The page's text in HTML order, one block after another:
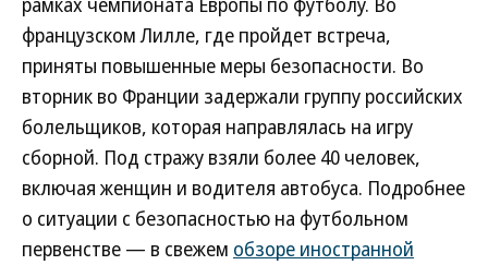
французском Лилле, где пройдет встреча,
приняты повышенные меры безопасности. Во
вторник во Франции задержали группу российских
болельщиков, которая направлялась на игру
сборной. Под стражу взяли более 40 человек,
включая женщин и водителя автобуса. Подробнее
о ситуации с безопасностью на футбольном
первенстве — в свежем обзоре иностранной